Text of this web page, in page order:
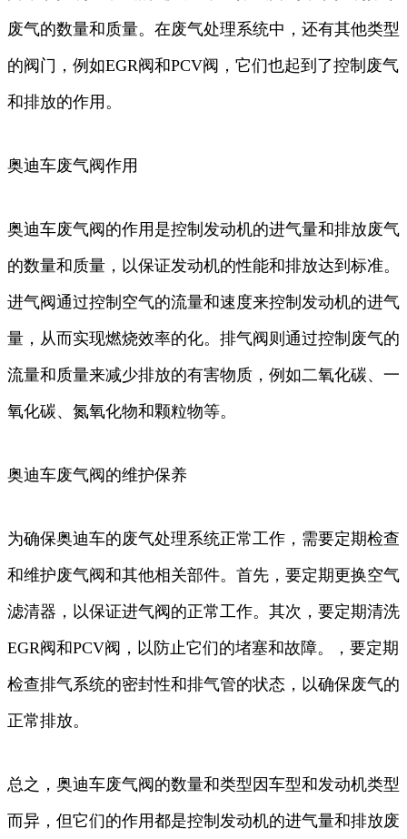
废气的数量和质量。在废气处理系统中，还有其他类型
的阀门，例如EGR阀和PCV阀，它们也起到了控制废气
和排放的作用。
奥迪车废气阀作用
奥迪车废气阀的作用是控制发动机的进气量和排放废气
的数量和质量，以保证发动机的性能和排放达到标准。
进气阀通过控制空气的流量和速度来控制发动机的进气
量，从而实现燃烧效率的化。排气阀则通过控制废气的
流量和质量来减少排放的有害物质，例如二氧化碳、一
氧化碳、氮氧化物和颗粒物等。
奥迪车废气阀的维护保养
为确保奥迪车的废气处理系统正常工作，需要定期检查
和维护废气阀和其他相关部件。首先，要定期更换空气
滤清器，以保证进气阀的正常工作。其次，要定期清洗
EGR阀和PCV阀，以防止它们的堵塞和故障。，要定期
检查排气系统的密封性和排气管的状态，以确保废气的
正常排放。
总之，奥迪车废气阀的数量和类型因车型和发动机类型
而异，但它们的作用都是控制发动机的进气量和排放废